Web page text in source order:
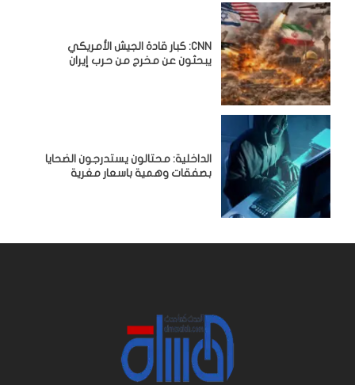
CNN: كبار قادة الجيش الأمريكي
يبحثون عن مخرج من حرب إيران
الداخلية: محتالون يستدرجون الضحايا
بصفقات وهمية باسعار مغرية